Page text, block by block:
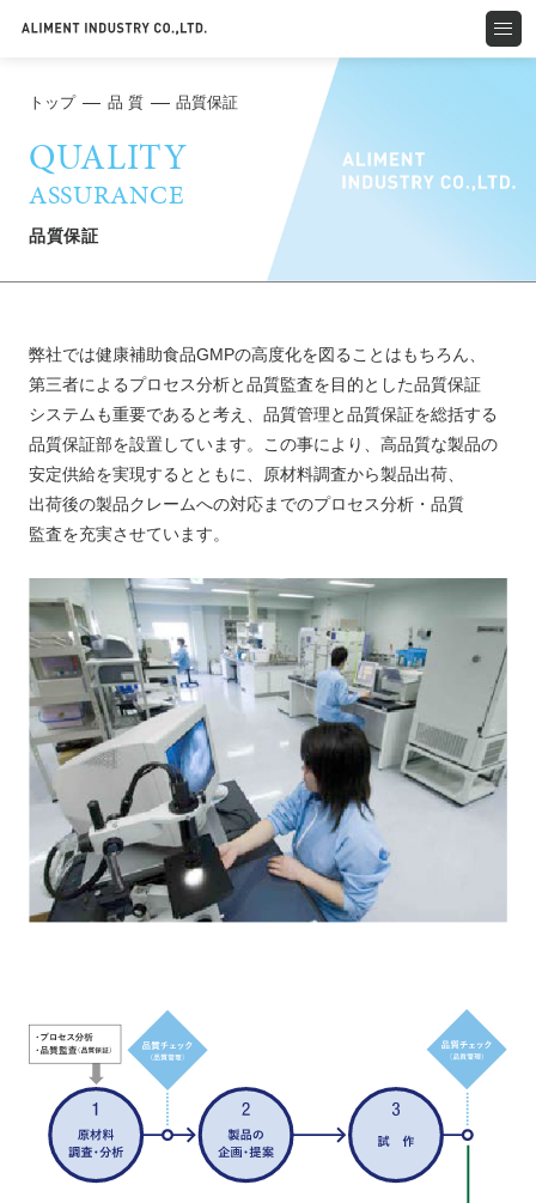
トップ 品 質 品質保証
QUALITY
ASSURANCE
品質保証
弊社では健康補助食品GMPの高度化を図ることはもちろん、
第三者によるプロセス分析と品質監査を目的とした品質保証
システムも重要であると考え、品質管理と品質保証を総括する
品質保証部を設置しています。この事により、高品質な製品の
安定供給を実現するとともに、原材料調査から製品出荷、
出荷後の製品クレームへの対応までのプロセス分析・品質
監査を充実させています。